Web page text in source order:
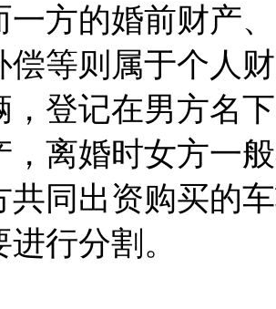
一方的婚前财产
偿等则属于个人
，登记在男方名
，离婚时女方一
共同出资购买的
行分割。